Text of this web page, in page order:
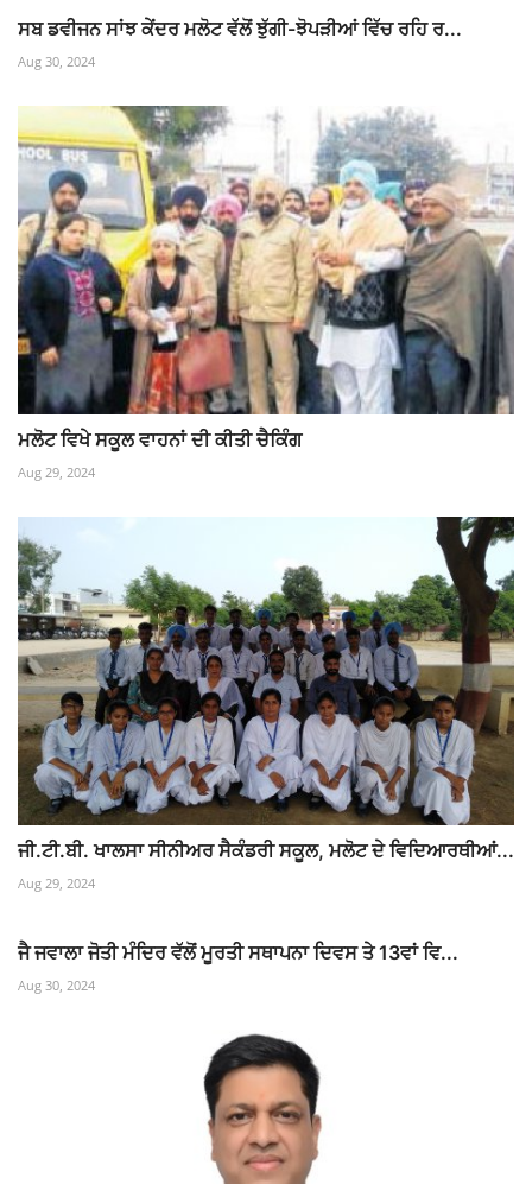
ਸਬ ਡਵੀਜਨ ਸਾਂਝ ਕੇਂਦਰ ਮਲੋਟ ਵੱਲੋਂ ਝੁੱਗੀ-ਝੋਪੜੀਆਂ ਵਿੱਚ ਰਹਿ ਰ...
Aug 30, 2024
ਮਲੋਟ ਵਿਖੇ ਸਕੂਲ ਵਾਹਨਾਂ ਦੀ ਕੀਤੀ ਚੈਕਿੰਗ
Aug 29, 2024
ਜੀ.ਟੀ.ਬੀ. ਖਾਲਸਾ ਸੀਨੀਅਰ ਸੈਕੰਡਰੀ ਸਕੂਲ, ਮਲੋਟ ਦੇ ਵਿਦਿਆਰਥੀਆਂ...
Aug 29, 2024
ਜੈ ਜਵਾਲਾ ਜੋਤੀ ਮੰਦਿਰ ਵੱਲੋਂ ਮੂਰਤੀ ਸਥਾਪਨਾ ਦਿਵਸ ਤੇ 13ਵਾਂ ਵਿ...
Aug 30, 2024